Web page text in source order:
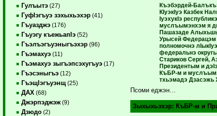
Гулъытэ (27)
ГуфIэгъуэ зэхыхьэхэр (41)
Гъуазджэ (176)
Гъуэгу къежьапIэ (52)
Гъэлъэгъуэныгъэхэр (96)
Гъэмахуэ (11)
Гъэмахуэ зыгъэпсэхугъуэ (17)
Гъэсэныгъэ (12)
ГъэщIэгъуэнщ (25)
ДАХ (68)
Джэрпэджэж (9)
Дзюдо (2)
Къэбэрдей-
КIуэкIуэ Казбек
IуэхукIэ
муслъымэнхэм я
Пашазаде
Урысей
полномочнэ
федеральнэ
Стариков Сергей,
Президентым и
КъБР-м и
тхьэмадэ Дзасэжь
Псоми еджэн…
Зыхыхьэхэр: КъБР-м и